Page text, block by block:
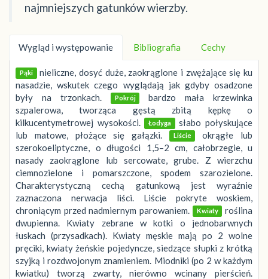
najmniejszych gatunków wierzby.
Wygląd i występowanie Bibliografia Cechy
Pąki nieliczne, dosyć duże, zaokrąglone i zwężające się ku
nasadzie, wskutek czego wyglądają jak gdyby osadzone
były na trzonkach.
Pokrój
bardzo mała krzewinka
szpalerowa, tworząca gęstą zbitą kępkę o
kilkucentymetrowej wysokości. Łodyga słabo połyskujące
lub matowe, płożące się gałązki.
Liście
okrągłe lub
szerokoeliptyczne, o długości 1,5–2 cm, całobrzegie, u
nasady zaokrąglone lub sercowate, grube. Z wierzchu
ciemnozielone i pomarszczone, spodem szarozielone.
Charakterystyczną cechą gatunkową jest wyraźnie
zaznaczona nerwacja liści. Liście pokryte woskiem,
chroniącym przed nadmiernym parowaniem.
Kwiaty
roślina
dwupienna. Kwiaty zebrane w kotki o jednobarwnych
łuskach (przysadkach). Kwiaty męskie mają po 2 wolne
pręciki, kwiaty żeńskie pojedyncze, siedzące słupki z krótką
szyjką i rozdwojonym znamieniem. Miodniki (po 2 w każdym
kwiatku) tworzą zwarty, nierówno wcinany pierścień.